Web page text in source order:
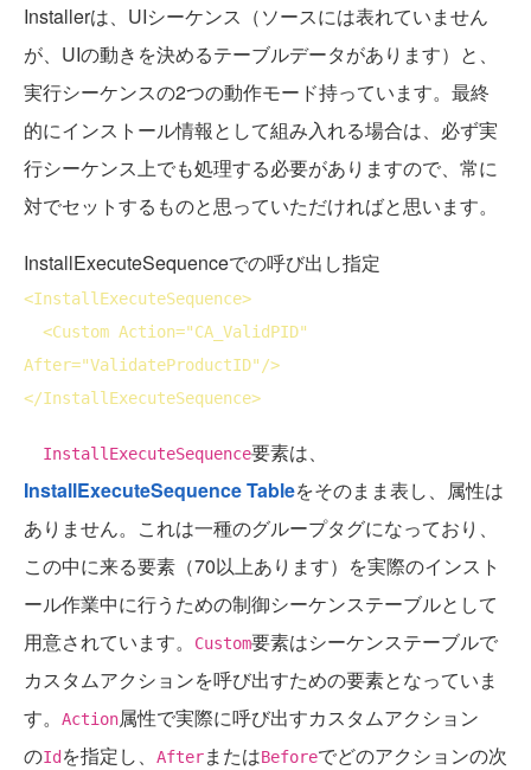
Installerは、UIシーケンス（ソースには表れていません
が、UIの動きを決めるテーブルデータがあります）と、
実行シーケンスの2つの動作モード持っています。最終
的にインストール情報として組み入れる場合は、必ず実
行シーケンス上でも処理する必要がありますので、常に
対でセットするものと思っていただければと思います。
InstallExecuteSequenceでの呼び出し指定
<InstallExecuteSequence>
<Custom Action
After="ValidateProductID"/>
</InstallExecuteSequence>
InstallExecuteSequence要素は、
InstallExecuteSequence Tableをそのまま表し、属性は
ありません。これは一種のグループタグになっており、
この中に来る要素（70以上あります）を実際のインスト
ール作業中に行うための制御シーケンステーブルとして
用意されています。
Custom要素はシーケンステーブルで
カスタムアクションを呼び出すための要素となっていま
す。
Action属性で実際に呼び出すカスタムアクション
のId を指定し、 AfterまたはBeforeでどのアクションの次